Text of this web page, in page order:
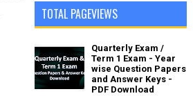
TOTAL PAGEVIEWS
Quarterly Exam /
Term 1 Exam - Year
wise Question Papers
and Answer Keys -
PDF Download